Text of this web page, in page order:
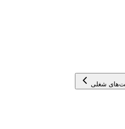
شغلی